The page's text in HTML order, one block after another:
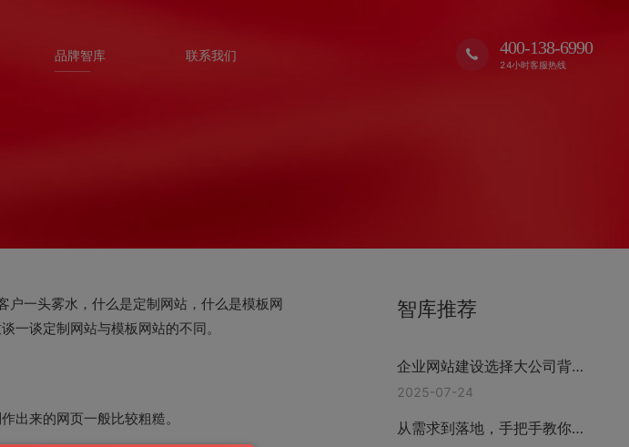
品牌智库 联系我们 400-138-6990
24小时客服热线
一头雾水，什么是定制网站，什么是模板网
一谈定制网站与模板网站的不同。
出来的网页一般比较粗糙。
智库推荐
企业网站建设选择大公司背后
的逻辑 浙江格加
2025-07-24
从需求到落地，手把手教你挑